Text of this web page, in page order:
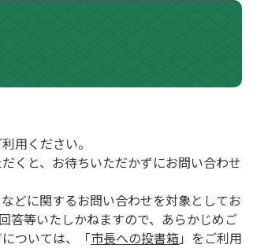
用ください。
くと、お待ちいただかずにお問い合わせ
どに関するお問い合わせを対象としてお
答等いたしかねますので、あらかじめご
ついては、「市長への投書箱」をご利用